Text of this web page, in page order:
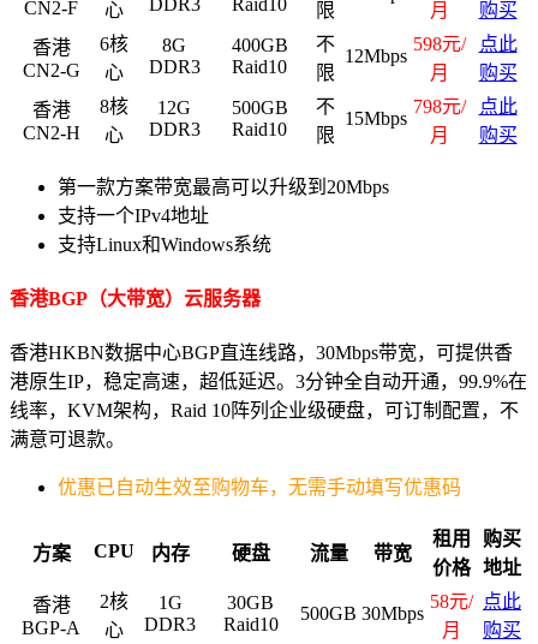
CN2-F 心 限
月
购买
香港
CN2-G
6核
心
8G
DDR3
400GB
Raid10
不
限
12Mbps
598元/
月
点此
购买
香港
CN2-H
8核
心
12G
DDR3
500GB
Raid10
不
限
15Mbps
798元/
月
点此
购买
第一款方案带宽最高可以升级到20Mbps
支持一个IPv4地址
支持Linux和Windows系统
香港BGP（大带宽）云服务器
香港HKBN数据中心BGP直连线路，30Mbps带宽，可提供香
港原生IP，稳定高速，超低延迟。3分钟全自动开通，99.9%在
线率，KVM架构，Raid 10阵列企业级硬盘，可订制配置，不
满意可退款。
优惠已自动生效至购物车，无需手动填写优惠码
方案 CPU 内存 硬盘 流量 带宽
租用
价格
购买
地址
香港
BGP-A
2核
心
1G
DDR3
30GB
Raid10
500GB 30Mbps
58元/
月
点此
购买